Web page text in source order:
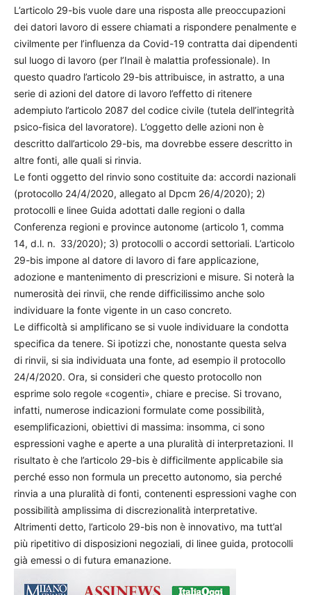
L’articolo 29-bis vuole dare una risposta alle preoccupazioni
dei datori lavoro di essere chiamati a rispondere penalmente e
civilmente per l’influenza da Covid-19 contratta dai dipendenti
sul luogo di lavoro (per l’Inail è malattia professionale). In
questo quadro l’articolo 29-bis attribuisce, in astratto, a una
serie di azioni del datore di lavoro l’effetto di ritenere
adempiuto l’articolo 2087 del codice civile (tutela dell’integrità
psico-fisica del lavoratore). L’oggetto delle azioni non è
descritto dall’articolo 29-bis, ma dovrebbe essere descritto in
altre fonti, alle quali si rinvia.
Le fonti oggetto del rinvio sono costituite da: accordi nazionali
(protocollo 24/4/2020, allegato al Dpcm 26/4/2020); 2)
protocolli e linee Guida adottati dalle regioni o dalla
Conferenza regioni e province autonome (articolo 1, comma
14, d.l. n. 33/2020); 3) protocolli o accordi settoriali. L’articolo
29-bis impone al datore di lavoro di fare applicazione,
adozione e mantenimento di prescrizioni e misure. Si noterà la
numerosità dei rinvii, che rende difficilissimo anche solo
individuare la fonte vigente in un caso concreto.
Le difficoltà si amplificano se si vuole individuare la condotta
specifica da tenere. Si ipotizzi che, nonostante questa selva
di rinvii, si sia individuata una fonte, ad esempio il protocollo
24/4/2020. Ora, si consideri che questo protocollo non
esprime solo regole «cogenti», chiare e precise. Si trovano,
infatti, numerose indicazioni formulate come possibilità,
esemplificazioni, obiettivi di massima: insomma, ci sono
espressioni vaghe e aperte a una pluralità di interpretazioni. Il
risultato è che l’articolo 29-bis è difficilmente applicabile sia
perché esso non formula un precetto autonomo, sia perché
rinvia a una pluralità di fonti, contenenti espressioni vaghe con
possibilità amplissima di discrezionalità interpretative.
Altrimenti detto, l’articolo 29-bis non è innovativo, ma tutt’al
più ripetitivo di disposizioni negoziali, di linee guida, protocolli
già emessi o di futura emanazione.